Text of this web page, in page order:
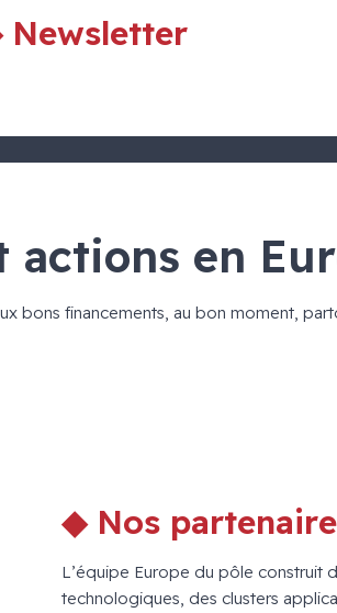
Newsletter
actions en
bons financements, au bon moment,
◆ Nos
L’équipe Europe du pôle construit
technologiques, des clusters